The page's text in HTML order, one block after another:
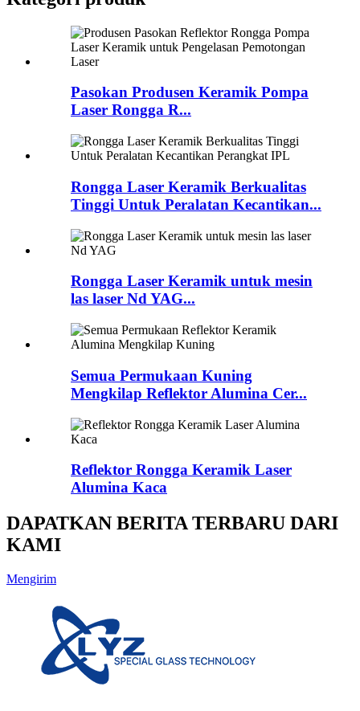
Pasokan Produsen Keramik Pompa
Laser Rongga R...
Rongga Laser Keramik Berkualitas
Tinggi Untuk Peralatan Kecantikan...
Rongga Laser Keramik untuk mesin
las laser Nd YAG...
Semua Permukaan Kuning
Mengkilap Reflektor Alumina Cer...
Reflektor Rongga Keramik Laser
Alumina Kaca
DAPATKAN BERITA TERBARU DARI
KAMI
Mengirim